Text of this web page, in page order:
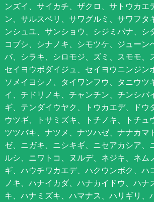
ンズイ、サイカチ、ザクロ、サトウカエ
ン、サルスベリ、サワグルミ、サワフタ
ンシュユ、サンショウ、シジミバナ、シ
コブシ、シナノキ、シモツケ、ジューン
バ、シラキ、シロモジ、ズミ、スモモ、
セイヨウボダイジュ、セイヨウニンジン
ソメイヨシノ、タイワンフウ、タニウツ
イ、チドリノキ、チャンチン、チンシバ
ギ、テンダイウヤク、トウカエデ、ドウ
ウツギ、トサミズキ、トチノキ、トチュ
ツツバキ、ナツメ、ナツハゼ、ナナカマ
ゼ、ニガキ、ニシキギ、ニセアカシア、
ルシ、ニワトコ、ヌルデ、ネジキ、ネム
ギ、ハウチワカエデ、ハクウンボク、ハ
ノキ、ハナイカダ、ハナカイドウ、ハナ
キ、ハナミズキ、ハマナス、ハリギリ、